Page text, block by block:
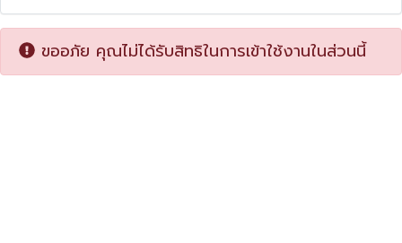
ขออภัย คุณไม่ได้รับสิทธิในการเข้าใช้งานในส่วนนี้